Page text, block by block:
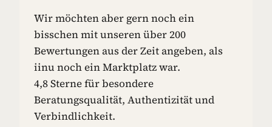
E
N
I
D
E
E
N
F
Wir möchten aber gern noch ein
bisschen mit unseren über 200
Bewertungen aus der Zeit angeben, als
iinu noch ein Marktplatz war.
4,8 Sterne für besondere
Beratungsqualität, Authentizität und
Verbindlichkeit.